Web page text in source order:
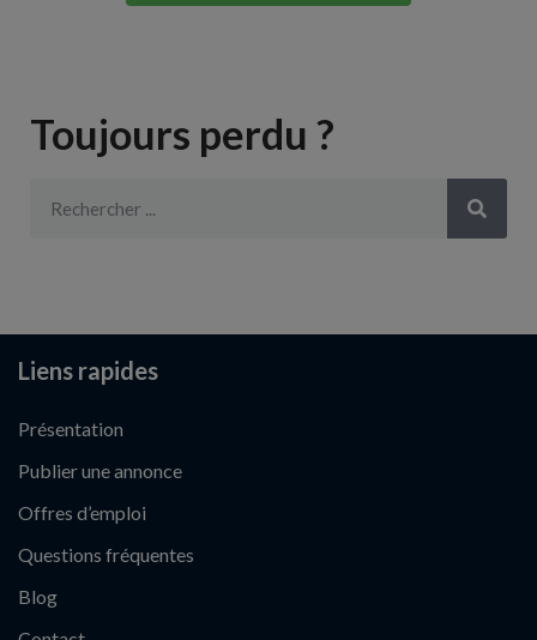
Toujours perdu ?
Liens rapides
Présentation
Publier une annonce
Offres d’emploi
Questions fréquentes
Blog